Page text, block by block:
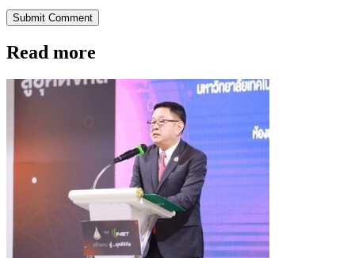
Submit Comment
Read more